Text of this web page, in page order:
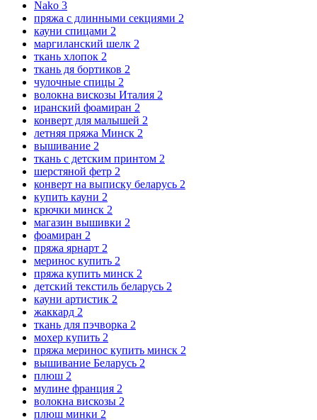
Nako 3
пряжа с длинными секциями 2
кауни спицами 2
маргиланский шелк 2
ткань хлопок 2
ткань дя бортиков 2
чулочные спицы 2
волокна вискозы Италия 2
иранский фоамиран 2
конверт для малышей 2
летняя пряжа Минск 2
вышивание 2
ткань с детским принтом 2
шерстяной фетр 2
конверт на выписку беларусь 2
купить кауни 2
крючки минск 2
магазин вышивки 2
фоамиран 2
пряжа ярнарт 2
меринос купить 2
пряжа купить минск 2
детский текстиль беларусь 2
кауни артистик 2
жаккард 2
ткань для пэчворка 2
мохер купить 2
пряжа меринос купить минск 2
вышивание Беларусь 2
плюш 2
мулине франция 2
волокна вискозы 2
плюш минки 2